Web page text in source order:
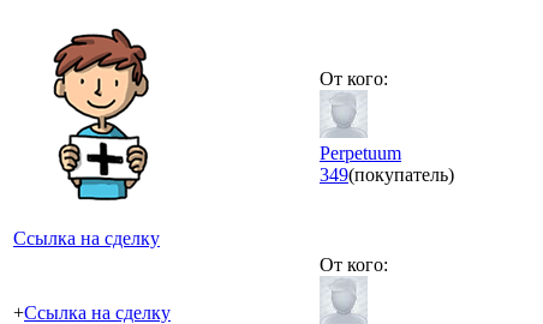
Ссылка на сделку
От кого:
Perpetuum
349(покупатель)
+Ссылка на сделку
От кого: